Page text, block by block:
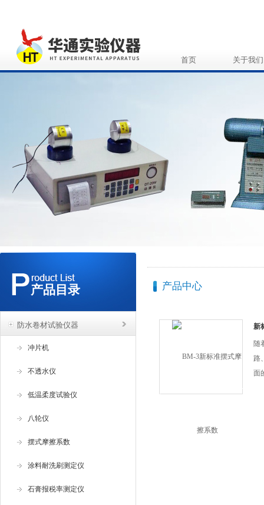
首页 关于我们
产品目录
防水卷材试验仪器
冲片机
不透水仪
低温柔度试验仪
八轮仪
摆式摩擦系数
涂料耐洗刷测定仪
石膏报税率测定仪
产品中心
新
随
路
面